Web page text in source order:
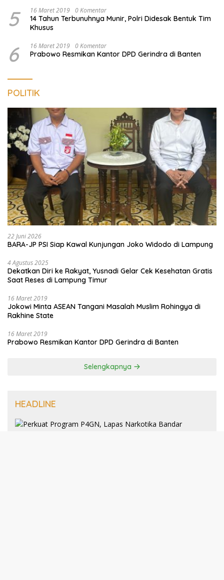
5 16 Maret 2019 0 Komentar
14 Tahun Terbunuhnya Munir, Polri Didesak Bentuk Tim
Khusus
6 16 Maret 2019 0 Komentar
Prabowo Resmikan Kantor DPD Gerindra di Banten
POLITIK
22 Juni 2026
BARA-JP PSI Siap Kawal Kunjungan Joko Widodo di Lampung
4 Agustus 2025
Dekatkan Diri ke Rakyat, Yusnadi Gelar Cek Kesehatan Gratis
Saat Reses di Lampung Timur
16 Maret 2019
Jokowi Minta ASEAN Tangani Masalah Muslim Rohingya di
Rakhine State
16 Maret 2019
Prabowo Resmikan Kantor DPD Gerindra di Banten
Selengkapnya
HEADLINE